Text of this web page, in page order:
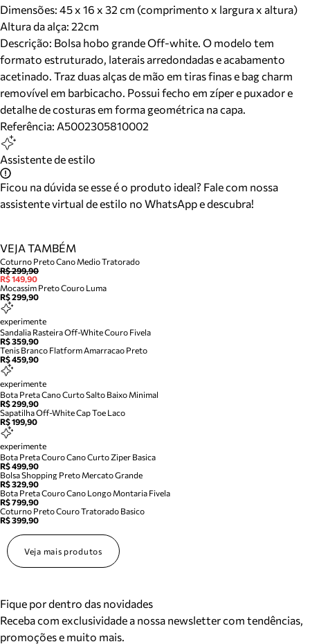
Dimensões: 45 x 16 x 32 cm (comprimento x largura x altura)
Altura da alça: 22cm
Descrição: Bolsa hobo grande Off-white. O modelo tem
formato estruturado, laterais arredondadas e acabamento
acetinado. Traz duas alças de mão em tiras finas e bag charm
removível em barbicacho. Possui fecho em zíper e puxador e
detalhe de costuras em forma geométrica na capa.
Referência: A5002305810002
Assistente de estilo
Ficou na dúvida se esse é o produto ideal? Fale com nossa
assistente virtual de estilo no WhatsApp e descubra!
VEJA TAMBÉM
Coturno Preto Cano Medio Tratorado
R$ 299,90
R$ 149,90
Mocassim Preto Couro Luma
R$ 299,90
experimente
Sandalia Rasteira Off-White Couro Fivela
R$ 359,90
Tenis Branco Flatform Amarracao Preto
R$ 459,90
experimente
Bota Preta Cano Curto Salto Baixo Minimal
R$ 299,90
Sapatilha Off-White Cap Toe Laco
R$ 199,90
experimente
Bota Preta Couro Cano Curto Ziper Basica
R$ 499,90
Bolsa Shopping Preto Mercato Grande
R$ 329,90
Bota Preta Couro Cano Longo Montaria Fivela
R$ 799,90
Coturno Preto Couro Tratorado Basico
R$ 399,90
Veja mais produtos
Fique por dentro das novidades
Receba com exclusividade a nossa newsletter com tendências,
promoções e muito mais.